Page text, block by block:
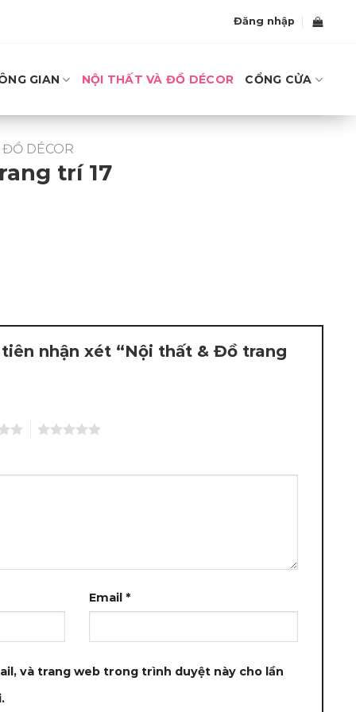
Đăng nhập
GIAN NỘI THẤT VÀ ĐỒ DÉCOR CỔNG CỬA
DÉCOR
trí 17
nhận xét “Nội thất & Đồ trang
Email *
và trang web trong trình duyệt này cho lần